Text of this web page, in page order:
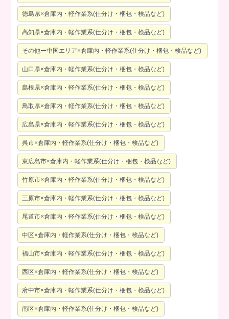
徳島県×倉庫内・軽作業系(仕分け・梱包・検品など)
高知県×倉庫内・軽作業系(仕分け・梱包・検品など)
その他ー中国エリア×倉庫内・軽作業系(仕分け・梱包・検品など)
山口県×倉庫内・軽作業系(仕分け・梱包・検品など)
島根県×倉庫内・軽作業系(仕分け・梱包・検品など)
鳥取県×倉庫内・軽作業系(仕分け・梱包・検品など)
広島県×倉庫内・軽作業系(仕分け・梱包・検品など)
呉市×倉庫内・軽作業系(仕分け・梱包・検品など)
東広島市×倉庫内・軽作業系(仕分け・梱包・検品など)
竹原市×倉庫内・軽作業系(仕分け・梱包・検品など)
三原市×倉庫内・軽作業系(仕分け・梱包・検品など)
尾道市×倉庫内・軽作業系(仕分け・梱包・検品など)
中区×倉庫内・軽作業系(仕分け・梱包・検品など)
福山市×倉庫内・軽作業系(仕分け・梱包・検品など)
西区×倉庫内・軽作業系(仕分け・梱包・検品など)
府中市×倉庫内・軽作業系(仕分け・梱包・検品など)
南区×倉庫内・軽作業系(仕分け・梱包・検品など)